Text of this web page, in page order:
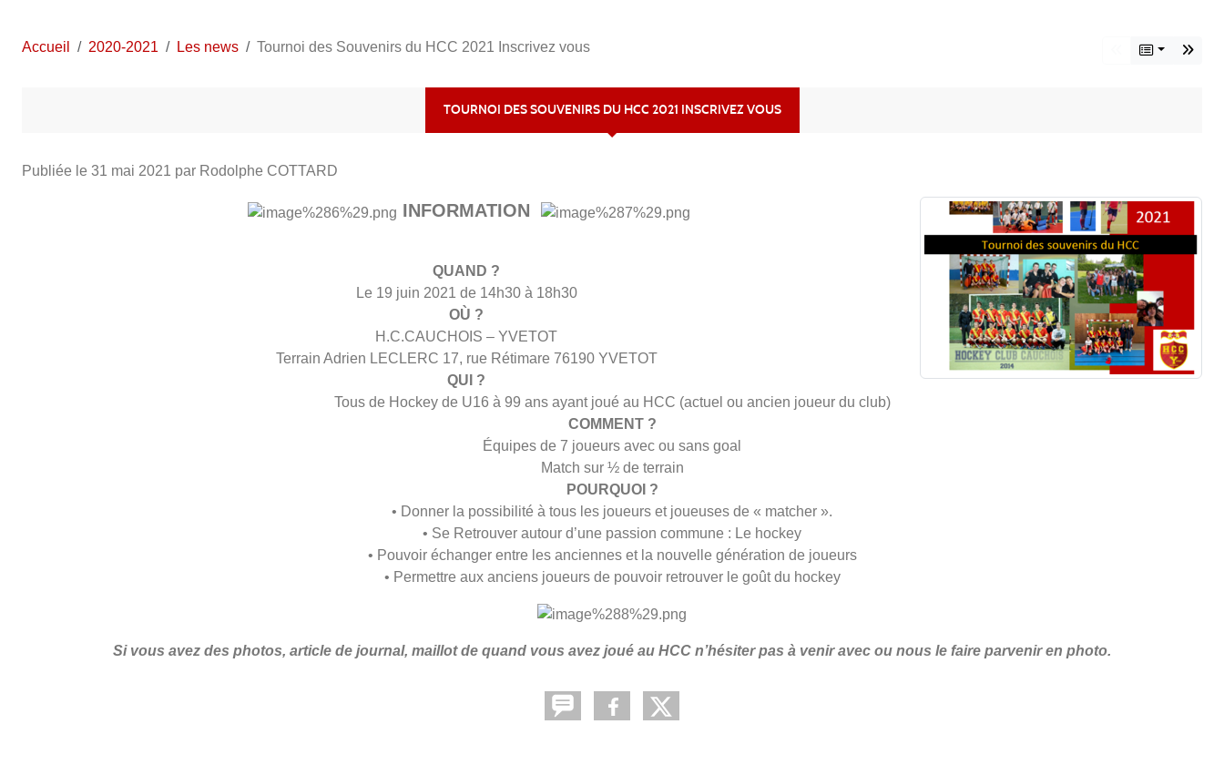
Accueil 2020-2021 Les news Tournoi des Souvenirs du HCC 2021 Inscrivez vous
TOURNOI DES SOUVENIRS DU HCC 2021 INSCRIVEZ VOUS
Publiée le 31 mai 2021 par Rodolphe COTTARD
INFORMATION
QUAND ?
Le 19 juin 2021 de 14h30 à 18h30
OÙ ?
H.C.CAUCHOIS – YVETOT
Terrain Adrien LECLERC 17, rue Rétimare 76190 YVETOT
QUI ?
Tous de Hockey de U16 à 99 ans ayant joué au HCC (actuel ou ancien joueur du club)
COMMENT ?
Équipes de 7 joueurs avec ou sans goal
Match sur ½ de terrain
POURQUOI ?
• Donner la possibilité à tous les joueurs et joueuses de « matcher ».
• Se Retrouver autour d’une passion commune : Le hockey
• Pouvoir échanger entre les anciennes et la nouvelle génération de joueurs
• Permettre aux anciens joueurs de pouvoir retrouver le goût du hockey
Si vous avez des photos, article de journal, maillot de quand vous avez joué au HCC n’hésiter pas à venir avec ou nous le faire parvenir en photo.